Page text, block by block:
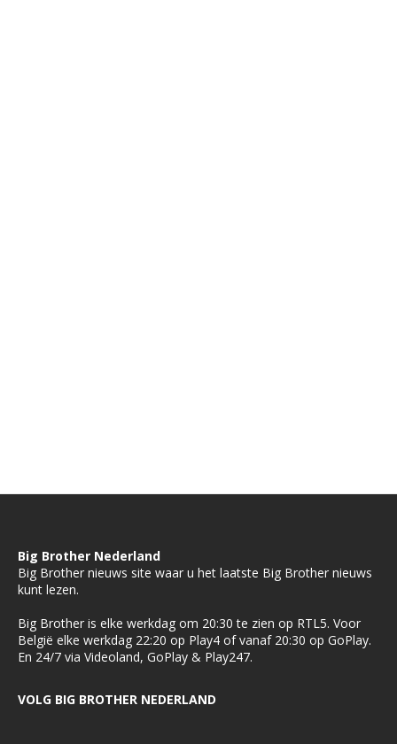
Big Brother Nederland
Big Brother nieuws site waar u het laatste Big Brother nieuws
kunt lezen.
Big Brother is elke werkdag om 20:30 te zien op RTL5. Voor
België elke werkdag 22:20 op Play4 of vanaf 20:30 op GoPlay.
En 24/7 via Videoland, GoPlay & Play247.
VOLG BIG BROTHER NEDERLAND